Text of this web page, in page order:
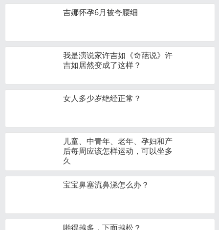
吉娜怀孕6月被夸腰细
我是演说家许吉如《奇葩说》许
吉如居然变成了这样？
女人多少岁绝经正常？
儿童、中青年、老年、孕妇和产
后每周应该怎样运动，可以坐多
久
宝宝鼻塞流鼻涕怎么办？
啪得越多，下面越松？